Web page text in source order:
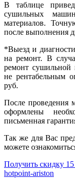
В таблице
сушильных
материалов.
после выполнения
*Выезд и
на ремонт. В
ремонт сушильной
не рентабельным
руб.
После проведения
оформлены
письменная
Так же для Вас
можете
Получить скидку
hotpoint-ariston